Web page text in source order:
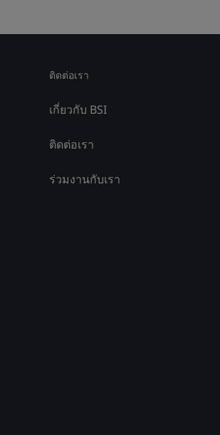
ติดต่อเรา
เกี่ยวกับ BSI
ติดต่อเรา
ร่วมงานกับเรา